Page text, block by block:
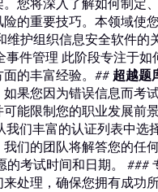
您将深入了解如何制定
的重要技巧。本领域使
护组织信息安全软件
件管理 此阶段专注于
的丰富经验。## 超越题
果您因为错误信息而考
能限制您的职业发展前
们丰富的认证列表中选
们的团队将解答您的任
考试时间和日期。 ###
处理，确保您拥有成功